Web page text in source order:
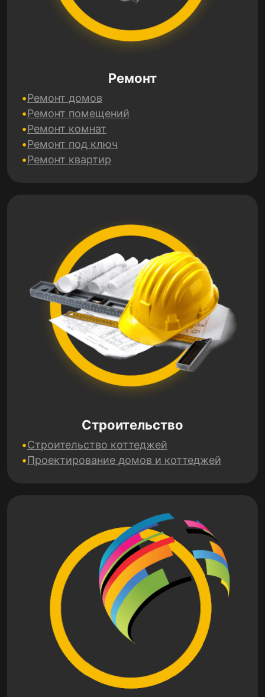
Ремонт
Ремонт домов
Ремонт помещений
Ремонт комнат
Ремонт под ключ
Ремонт квартир
Строительство
Строительство коттеджей
Проектирование домов и коттеджей